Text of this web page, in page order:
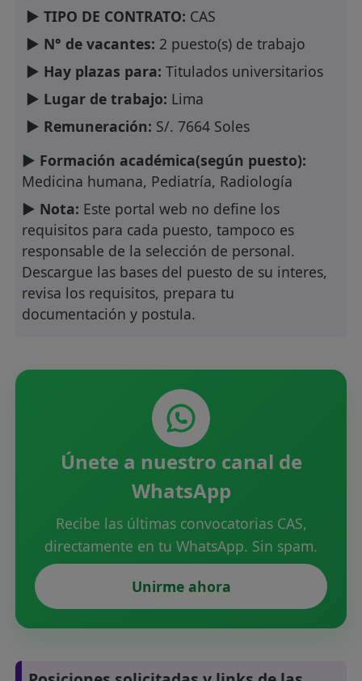
► TIPO DE CONTRATO: CAS
► N° de vacantes: 2 puesto(s) de trabajo
► Hay plazas para: Titulados universitarios
► Lugar de trabajo: Lima
► Remuneración: S/. 7664 Soles
► Formación académica(según puesto):
Medicina humana, Pediatría, Radiología
► Nota: Este portal web no define los
requisitos para cada puesto, tampoco es
responsable de la selección de personal.
Descargue las bases del puesto de su interes,
revisa los requisitos, prepara tu
documentación y postula.
Únete a nuestro canal de
WhatsApp
Recibe las últimas convocatorias CAS,
directamente en tu WhatsApp. Sin spam.
Unirme ahora